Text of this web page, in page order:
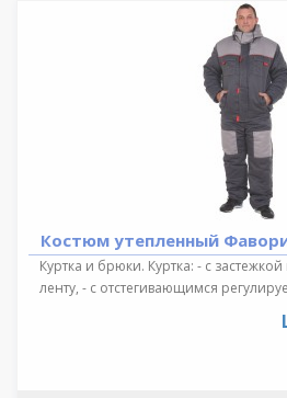
Костюм утепленный
Куртка и брюки. Куртка: - с
ленту, - с отстегивающимся